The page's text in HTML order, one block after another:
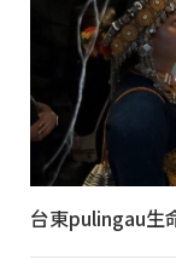
台東pulingau生